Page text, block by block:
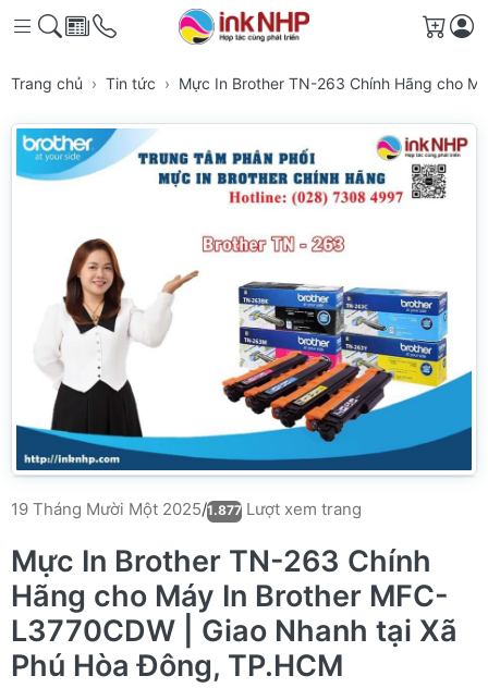
Giỏ
Trang chủ Tin tức Mực In Brother TN-263 Chính Hãng cho
19 Tháng Mười Một 2025/1.877 Lượt xem trang
Mực In Brother TN-263 Chính
Hãng cho Máy In Brother MFC-
L3770CDW | Giao Nhanh tại Xã
Phú Hòa Đông, TP.HCM